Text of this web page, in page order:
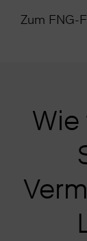
Zum FNG-